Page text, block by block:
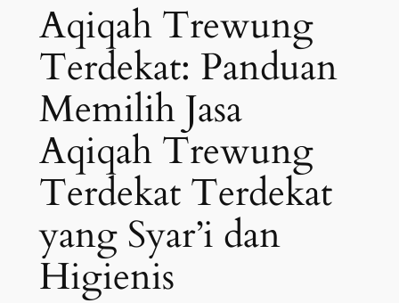
Aqiqah Trewung
Terdekat: Panduan
Memilih Jasa
Aqiqah Trewung
Terdekat Terdekat
yang Syar’i dan
Higienis